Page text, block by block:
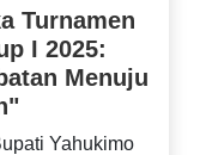
Turnamen
I 2025:
Menuju
Yahukimo